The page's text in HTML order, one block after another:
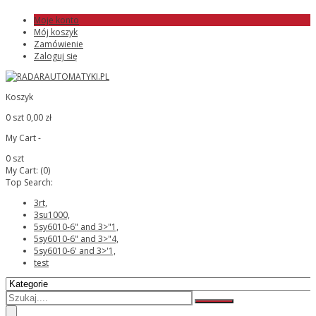
Moje konto
Mój koszyk
Zamówienie
Zaloguj się
Koszyk
0 szt 0,00 zł
My Cart -
0 szt
My Cart: (0)
Top Search:
3rt,
3su1000,
5sy6010-6" and 3>"1,
5sy6010-6" and 3>"4,
5sy6010-6' and 3>'1,
test